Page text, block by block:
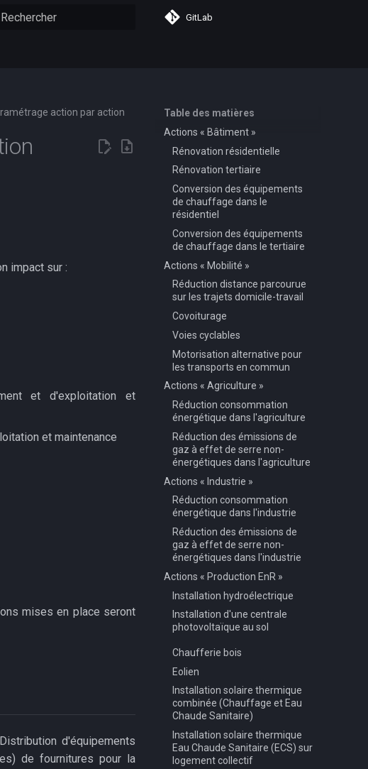
GitLab
Table des matières
Actions « Bâtiment »
Rénovation résidentielle
Rénovation tertiaire
Conversion des équipements
de chauffage dans le
résidentiel
Conversion des équipements
de chauffage dans le tertiaire
Actions « Mobilité »
Réduction distance parcourue
sur les trajets domicile-travail
Covoiturage
Voies cyclables
Motorisation alternative pour
les transports en commun
Actions « Agriculture »
Réduction consommation
énergétique dans l'agriculture
Réduction des émissions de
gaz à effet de serre non-
énergétiques dans l'agriculture
Actions « Industrie »
Réduction consommation
énergétique dans l'industrie
Réduction des émissions de
gaz à effet de serre non-
énergétiques dans l'industrie
Actions « Production EnR »
Installation hydroélectrique
Installation d'une centrale
photovoltaïque au sol
Chaufferie bois
Eolien
Installation solaire thermique
combinée (Chauffage et Eau
Chaude Sanitaire)
Installation solaire thermique
Eau Chaude Sanitaire (ECS) sur
logement collectif
action par action
impact sur :
et d'exploitation et
et maintenance
mises en place seront
d'équipements
de fournitures pour la